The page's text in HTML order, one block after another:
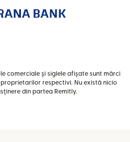
comerciale și siglele afișate sunt mărci
respectivi. Nu există nicio
din partea Remitly.